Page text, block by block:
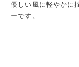
優しい風に軽やかに
ーです。